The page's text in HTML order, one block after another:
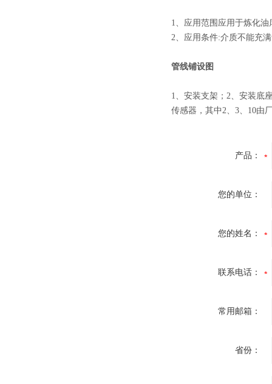
1、应用范围应用于炼化
2、应用条件:介质不能充
管线铺设图
1、安装支架；2、安装底
传感器，其中2、3、10由
产品：
您的单位：
您的姓名：
联系电话：
常用邮箱：
省份：